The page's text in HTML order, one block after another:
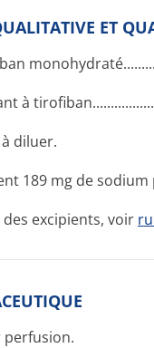
ET
à
diluer.
189 mg de sodium
excipients, voir